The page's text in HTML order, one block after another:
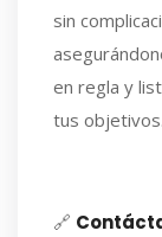
sin
en regla y
tus objetivos.
🔗